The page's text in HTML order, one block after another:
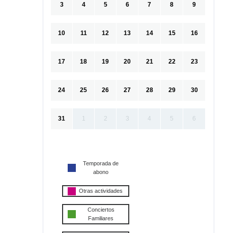
3 4 5 6 7 8 9
10 11 12 13 14 15 16
17 18 19 20 21 22 23
24 25 26 27 28 29 30
31 1 2 3 4 5 6
Temporada de
abono
Otras actividades
Conciertos
Familiares